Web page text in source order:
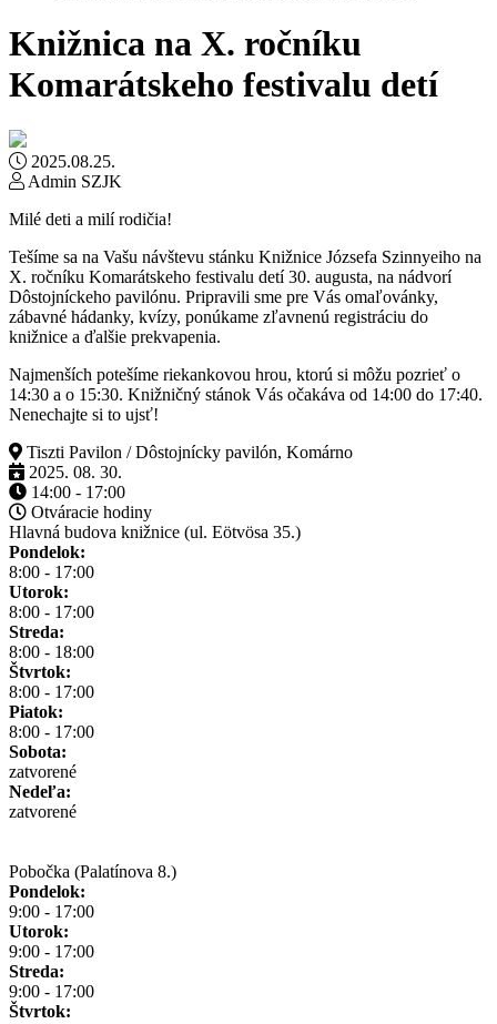
Knižnica na X. ročníku
Komarátskeho festivalu detí
2025.08.25.
Admin SZJK
Milé deti a milí rodičia!
Tešíme sa na Vašu návštevu stánku Knižnice Józsefa Szinnyeiho na
X. ročníku Komarátskeho festivalu detí 30. augusta, na nádvorí
Dôstojníckeho pavilónu. Pripravili sme pre Vás omaľovánky,
zábavné hádanky, kvízy, ponúkame zľavnenú registráciu do
knižnice a ďalšie prekvapenia.
Najmenších potešíme riekankovou hrou, ktorú si môžu pozrieť o
14:30 a o 15:30. Knižničný stánok Vás očakáva od 14:00 do 17:40.
Nenechajte si to ujsť!
Tiszti Pavilon / Dôstojnícky pavilón, Komárno
2025. 08. 30.
14:00 - 17:00
Otváracie hodiny
Hlavná budova knižnice (ul. Eötvösa 35.)
Pondelok:
8:00 - 17:00
Utorok:
8:00 - 17:00
Streda:
8:00 - 18:00
Štvrtok:
8:00 - 17:00
Piatok:
8:00 - 17:00
Sobota:
zatvorené
Nedeľa:
zatvorené
Pobočka (Palatínova 8.)
Pondelok:
9:00 - 17:00
Utorok:
9:00 - 17:00
Streda:
9:00 - 17:00
Štvrtok: